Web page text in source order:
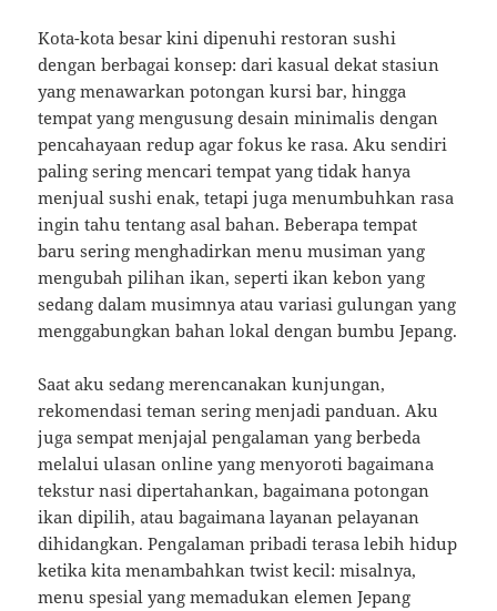
Kota-kota besar kini dipenuhi restoran sushi
dengan berbagai konsep: dari kasual dekat stasiun
yang menawarkan potongan kursi bar, hingga
tempat yang mengusung desain minimalis dengan
pencahayaan redup agar fokus ke rasa. Aku sendiri
paling sering mencari tempat yang tidak hanya
menjual sushi enak, tetapi juga menumbuhkan rasa
ingin tahu tentang asal bahan. Beberapa tempat
baru sering menghadirkan menu musiman yang
mengubah pilihan ikan, seperti ikan kebon yang
sedang dalam musimnya atau variasi gulungan yang
menggabungkan bahan lokal dengan bumbu Jepang.
Saat aku sedang merencanakan kunjungan,
rekomendasi teman sering menjadi panduan. Aku
juga sempat menjajal pengalaman yang berbeda
melalui ulasan online yang menyoroti bagaimana
tekstur nasi dipertahankan, bagaimana potongan
ikan dipilih, atau bagaimana layanan pelayanan
dihidangkan. Pengalaman pribadi terasa lebih hidup
ketika kita menambahkan twist kecil: misalnya,
menu spesial yang memadukan elemen Jepang